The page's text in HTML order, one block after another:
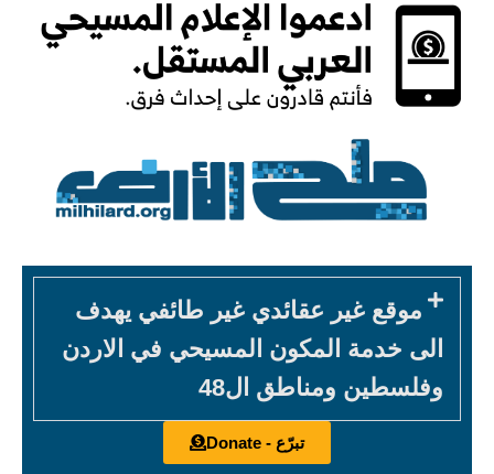
موقع غير عقائدي غير طائفي يهدف
الى خدمة المكون المسيحي في الاردن
وفلسطين ومناطق ال48
تبرّع - Donate